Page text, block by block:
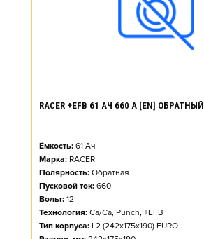
RACER +EFB 61 АЧ 660 А [EN] ОБРАТНЫЙ
Ёмкость: 61 Ач
Марка: RACER
Полярность: Обратная
Пусковой ток: 660
Вольт: 12
Технология: Ca/Ca, Punch, +EFB
Тип корпуса: L2 (242x175x190) EURO